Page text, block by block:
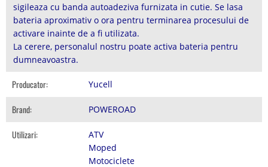
sigileaza cu banda autoadeziva furnizata in cutie. Se lasa
bateria aproximativ o ora pentru terminarea procesului de
activare inainte de a fi utilizata.
La cerere, personalul nostru poate activa bateria pentru
dumneavoastra.
Producator: Yucell
Brand: POWEROAD
Utilizari:
ATV
Moped
Motociclete